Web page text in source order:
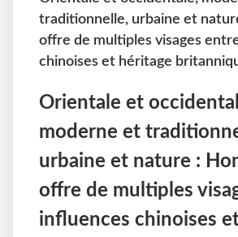
traditionnelle, urbaine et
offre de multiples visages
chinoises et héritage
Orientale et
moderne et
urbaine et nature :
offre de multiples
influences chinoises